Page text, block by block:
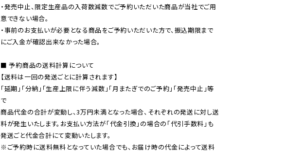
・発売中止、限定生産品の入荷数減数でご予約いただいた商品が当社でご用
意できない場合。
・事前のお支払いが必要となる商品をご予約いただいた方で、振込期限まで
にご入金が確認出来なかった場合。
■ 予約商品の送料計算について
【送料は一回の発送ごとに計算されます】
「延期」「分納」「生産上限に伴う減数」「月またぎでのご予約」「発売中止」等
で
商品代金の合計が変動し、3万円未満となった場合、それぞれの発送に対し送
料が発生いたします。お支払い方法が「代金引換」の場合の「代引手数料」も
※ご予約時に送料無料となっていた場合でも、お届け時の代金によって送料